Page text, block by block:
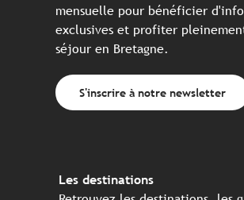
mensuelle pour bénéficier
exclusives et profiter
séjour en Bretagne.
S'inscrire à notre newsletter
Les destinations